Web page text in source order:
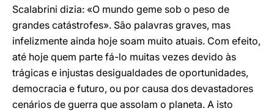
Scalabrini dizia: «O mundo geme sob o peso de
grandes catástrofes». São palavras graves, mas
infelizmente ainda hoje soam muito atuais. Com efeito,
até hoje quem parte fá-lo muitas vezes devido às
trágicas e injustas desigualdades de oportunidades,
democracia e futuro, ou por causa dos devastadores
cenários de guerra que assolam o planeta. A isto